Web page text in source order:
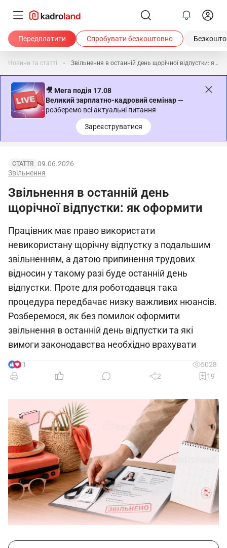
Передплатити Спробувати безкоштовно
Новини та статті Звільнення в останній день щорічної відпустки: як оформити
🎥 Мега подія 17.08
Великий зарплатно-кадровий семінар —
розберемо всі актуальні питання
Зареєструватися
СТАТТЯ
Звільнення
09.06.2026
Звільнення в останній день
щорічної відпустки: як оформити
Працівник має право використати
невикористану щорічну відпустку з подальшим
звільненням, а датою припинення трудових
відносин у такому разі буде останній день
відпустки. Проте для роботодавця така
процедура передбачає низку важливих нюансів.
Розберемося, як без помилок оформити
звільнення в останній день відпустки та які
вимоги законодавства необхідно врахувати
11
5028
2
19